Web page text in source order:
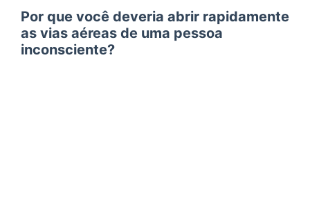
Por que você deveria abrir rapidamente
as vias aéreas de uma pessoa
inconsciente?